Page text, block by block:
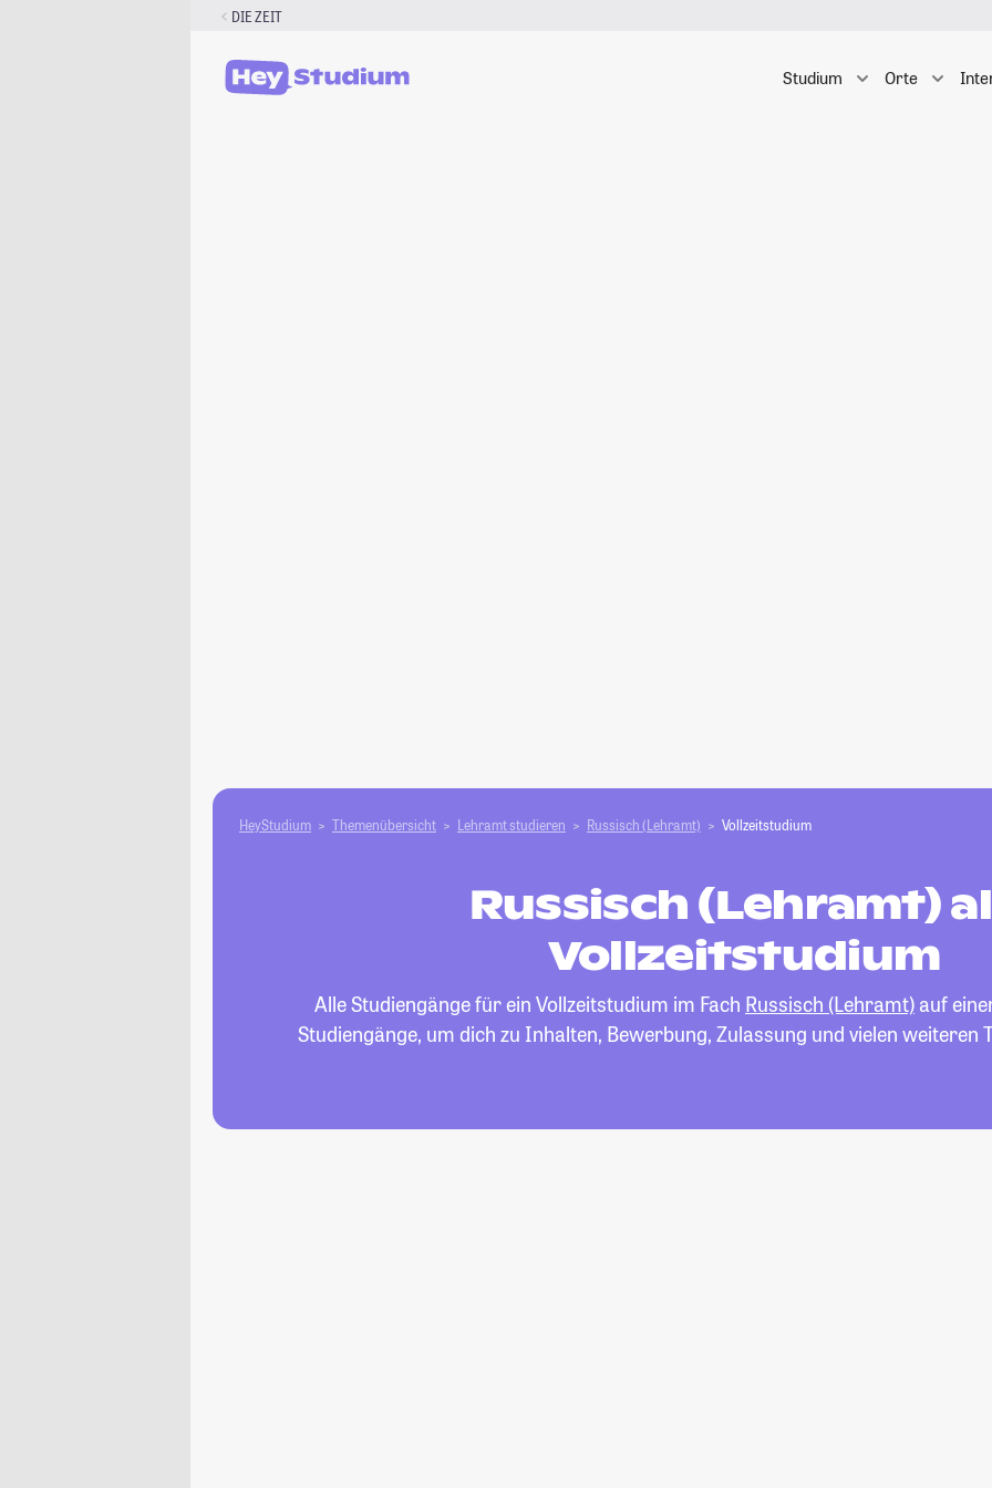
DIE ZEIT
Studium Orte
HeyStudium Themenübersicht Lehramt studieren Russisch (Lehramt) Vollzeitstudium
Russisch (Lehramt)
Vollzeitstudium
Alle Studiengänge für ein Vollzeitstudium im Fach Russisch (Lehramt) auf
Studiengänge, um dich zu Inhalten, Bewerbung, Zulassung und vielen weiteren